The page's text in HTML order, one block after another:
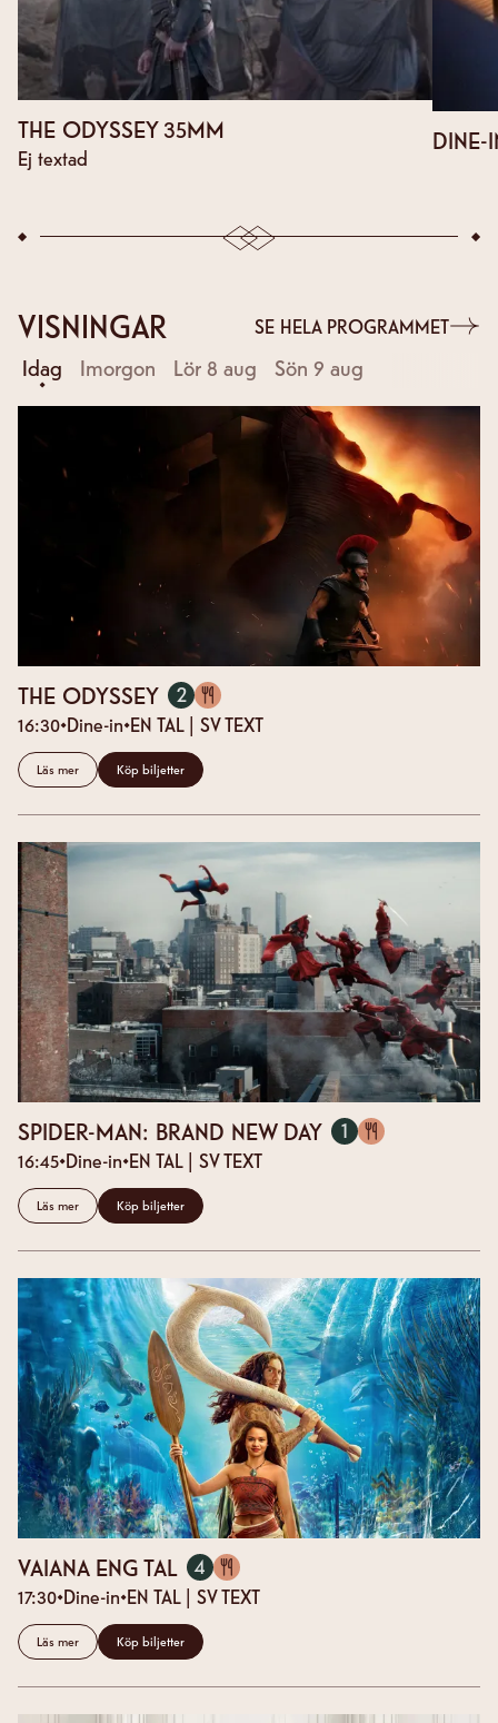
THE ODYSSEY 35MM
Ej textad
DINE-
VISNINGAR SE HELA PROGRAMMET
Idag Imorgon Lör 8 aug Sön 9 aug
THE ODYSSEY(16:30)
SALONG
2
16:30 Dine-in EN TAL| SV TEXT
Läs mer Köp biljetter
SPIDER-MAN: BRAND NEW DAY(16:45)
SALONG
1
16:45 Dine-in EN TAL| SV TEXT
Läs mer Köp biljetter
VAIANA ENG TAL (17:30)
SALONG
4
17:30 Dine-in EN TAL| SV TEXT
Läs mer Köp biljetter